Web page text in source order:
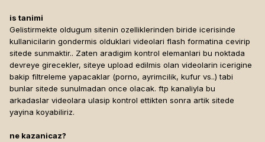
is tanimi
Gelistirmekte oldugum sitenin ozelliklerinden biride icerisinde
kullanicilarin gondermis olduklari videolari flash formatina cevirip
sitede sunmaktir.. Zaten aradigim kontrol elemanlari bu noktada
devreye girecekler, siteye upload edilmis olan videolarin icerigine
bakip filtreleme yapacaklar (porno, ayrimcilik, kufur vs..) tabi
bunlar sitede sunulmadan once olacak. ftp kanaliyla bu
arkadaslar videolara ulasip kontrol ettikten sonra artik sitede
yayina koyabiliriz.
ne kazanicaz?